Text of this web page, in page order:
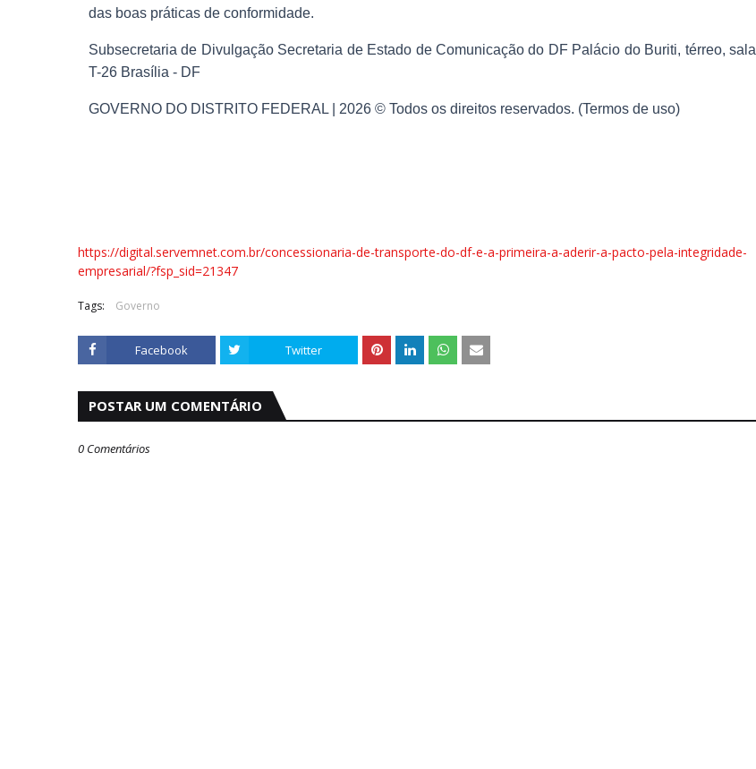
das boas práticas de conformidade.
Subsecretaria de Divulgação Secretaria de Estado de Comunicação do DF Palácio do Buriti, térreo, sala
T-26 Brasília - DF
GOVERNO DO DISTRITO FEDERAL | 2026 © Todos os direitos reservados. (Termos de uso)
https://digital.servemnet.com.br/concessionaria-de-transporte-do-df-e-a-primeira-a-aderir-a-pacto-pela-integridade-
empresarial/?fsp_sid=21347
Tags: Governo
Facebook Twitter
POSTAR UM COMENTÁRIO
0 Comentários